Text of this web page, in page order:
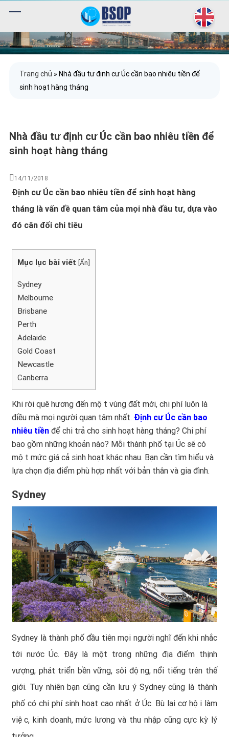
Trang chủ » Nhà đầu tư định cư Úc cần bao nhiêu tiền để
sinh hoạt hàng tháng
Nhà đầu tư định cư Úc cần bao nhiêu tiền để
sinh hoạt hàng tháng
14/11/2018
Định cư Úc cần bao nhiêu tiền để sinh hoạt hàng
tháng là vấn đề quan tâm của mọi nhà đầu tư, dựa vào
đó cân đối chi tiêu
Mục lục bài viết [Ẩn]
Sydney
Melbourne
Brisbane
Perth
Adelaide
Gold Coast
Newcastle
Canberra
Khi rời quê hương đến một vùng đất mới, chi phí luôn là
điều mà mọi người quan tâm nhất. Định cư Úc cần bao
nhiêu tiền để chi trả cho sinh hoạt hàng tháng? Chi phí
bao gồm những khoản nào? Mỗi thành phố tại Úc sẽ có
một mức giá cả sinh hoạt khác nhau. Bạn cần tìm hiểu và
lựa chọn địa điểm phù hợp nhất với bản thân và gia đình.
Sydney
Sydney là thành phố đầu tiên mọi người nghĩ đến khi nhắc
tới nước Úc. Đây là một trong những địa điểm thịnh
vượng, phát triển bền vững, sôi động, nổi tiếng trên thế
giới. Tuy nhiên bạn cũng cần lưu ý Sydney cũng là thành
phố có chi phí sinh hoạt cao nhất ở Úc. Bù lại cơ hội làm
việc, kinh doanh, mức lương và thu nhập cũng cực kỳ lý